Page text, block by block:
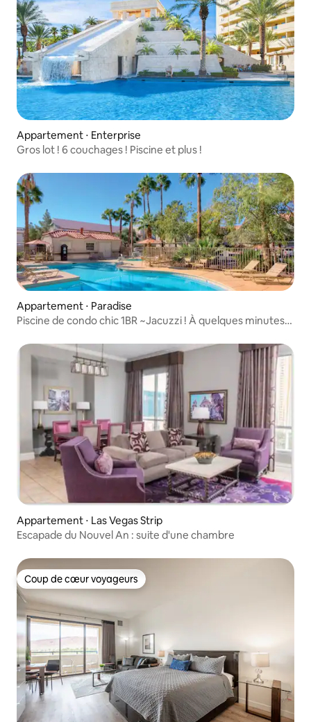
Appartement ⋅ Enterprise
Gros lot ! 6 couchages ! Piscine et plus !
Appartement ⋅ Paradise
Piscine de condo chic 1BR ~Jacuzzi ! À quelques minutes
Appartement ⋅ Las Vegas Strip
Escapade du Nouvel An : suite d'une chambre
Coup de cœur voyageurs
Coup de cœur voyageurs